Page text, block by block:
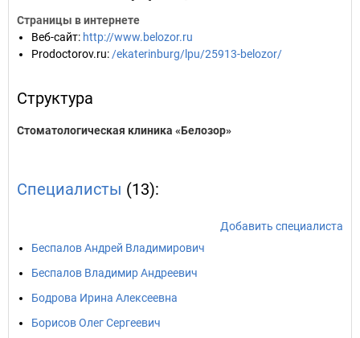
Страницы в интернете
Веб-сайт: http://www.belozor.ru
Prodoctorov.ru: /ekaterinburg/lpu/25913-belozor/
Структура
Стоматологическая клиника «Белозор»
Специалисты (13):
Добавить специалиста
Беспалов Андрей Владимирович
Беспалов Владимир Андреевич
Бодрова Ирина Алексеевна
Борисов Олег Сергеевич